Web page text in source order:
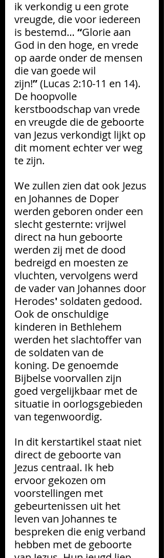
ik verkondig u een grote
vreugde, die voor iedereen
is bestemd… “Glorie aan
God in den hoge, en vrede
op aarde onder de mensen
die van goede wil
zijn!” (Lucas 2:10-11 en 14).
De hoopvolle
kerstboodschap van vrede
en vreugde die de geboorte
van Jezus verkondigt lijkt op
dit moment echter ver weg
te zijn.
We zullen zien dat ook Jezus
en Johannes de Doper
werden geboren onder een
slecht gesternte: vrijwel
direct na hun geboorte
werden zij met de dood
bedreigd en moesten ze
vluchten, vervolgens werd
de vader van Johannes door
Herodes' soldaten gedood.
Ook de onschuldige
kinderen in Bethlehem
werden het slachtoffer van
de soldaten van de
koning. De genoemde
Bijbelse voorvallen zijn
goed vergelijkbaar met de
situatie in oorlogsgebieden
van tegenwoordig.
In dit kerstartikel staat niet
direct de geboorte van
Jezus centraal. Ik heb
ervoor gekozen om
voorstellingen met
gebeurtenissen uit het
leven van Johannes te
bespreken die enigverband
hebben met de geboorte